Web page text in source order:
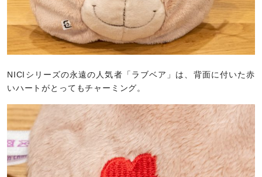
NICIシリーズの永遠の人気者「ラブベア」は、背面に付いた赤
いハートがとってもチャーミング。